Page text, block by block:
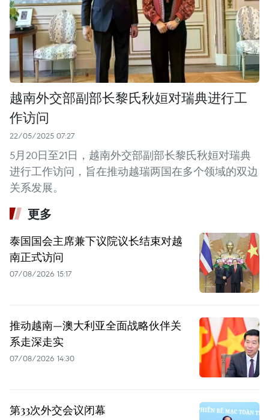
越南外交部副部长黎氏秋姮对瑞典进行工
作访问
22/05/2025 07:27
5月20日至21日，越南外交部副部长黎氏秋姮对瑞典
进行工作访问，旨在推动越瑞两国在多个领域的双边
关系发展。
更多
泰国国会主席兼下议院议长结束对越
南正式访问
07/08/2026 15:17
推动越南—澳大利亚全面战略伙伴关
系走深走实
07/08/2026 14:30
第33次外交会议闭幕